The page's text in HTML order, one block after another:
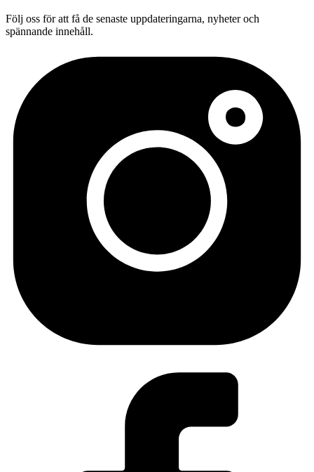
Följ oss för att få de senaste uppdateringarna, nyheter och
spännande innehåll.